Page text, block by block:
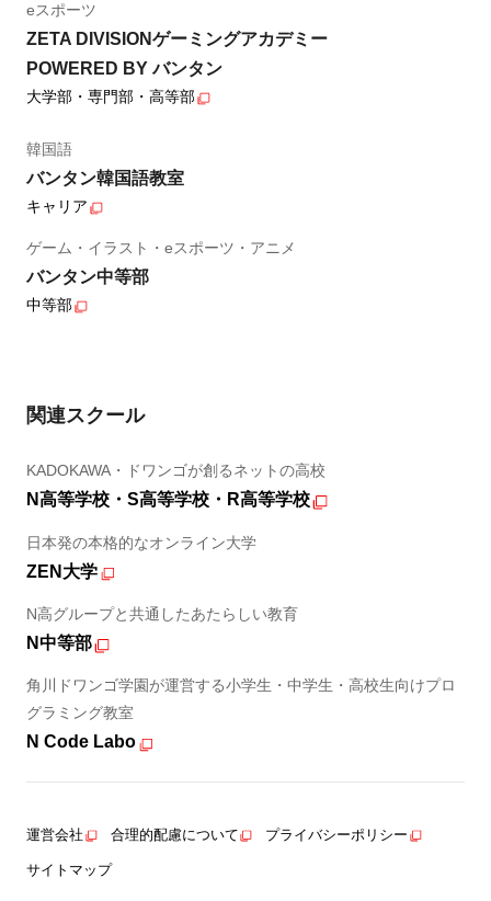
eスポーツ
ZETA DIVISIONゲーミングアカデミー
POWERED BY バンタン
大学部・専門部・高等部
韓国語
バンタン韓国語教室
キャリア
ゲーム・イラスト・eスポーツ・アニメ
バンタン中等部
中等部
関連スクール
KADOKAWA・ドワンゴが創るネットの高校
N高等学校・S高等学校・R高等学校
日本発の本格的なオンライン大学
ZEN大学
N高グループと共通したあたらしい教育
N中等部
角川ドワンゴ学園が運営する小学生・中学生・高校生向けプロ
グラミング教室
N Code Labo
運営会社 合理的配慮について プライバシーポリシー
サイトマップ